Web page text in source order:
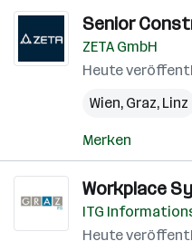
Senior
ZETA GmbH
Heute
Wien, Graz, Linz
Merken
Workplace
ITG
Heute